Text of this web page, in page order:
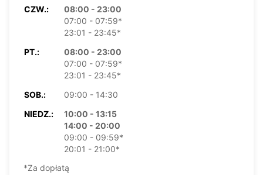
CZW.:
08:00 - 23:00
07:00 - 07:59*
23:01 - 23:45*
PT.:
08:00 - 23:00
07:00 - 07:59*
23:01 - 23:45*
SOB.:
09:00 - 14:30
NIEDZ.:
10:00 - 13:15
14:00 - 20:00
09:00 - 09:59*
20:01 - 21:00*
*Za dopłatą